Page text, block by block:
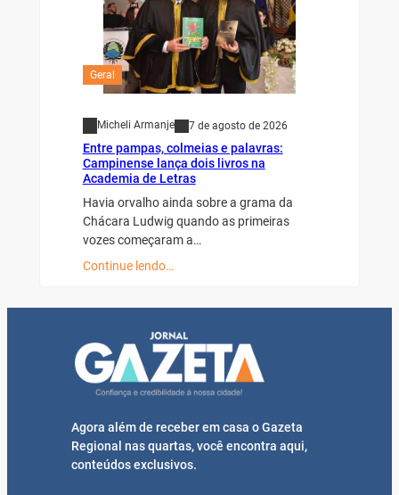
Geral
Micheli Armanje 7 de agosto de 2026
Entre pampas, colmeias e palavras:
Campinense lança dois livros na
Academia de Letras
Havia orvalho ainda sobre a grama da
Chácara Ludwig quando as primeiras
vozes começaram a…
Continue lendo…
Agora além de receber em casa o Gazeta
Regional nas quartas, você encontra aqui,
conteúdos exclusivos.